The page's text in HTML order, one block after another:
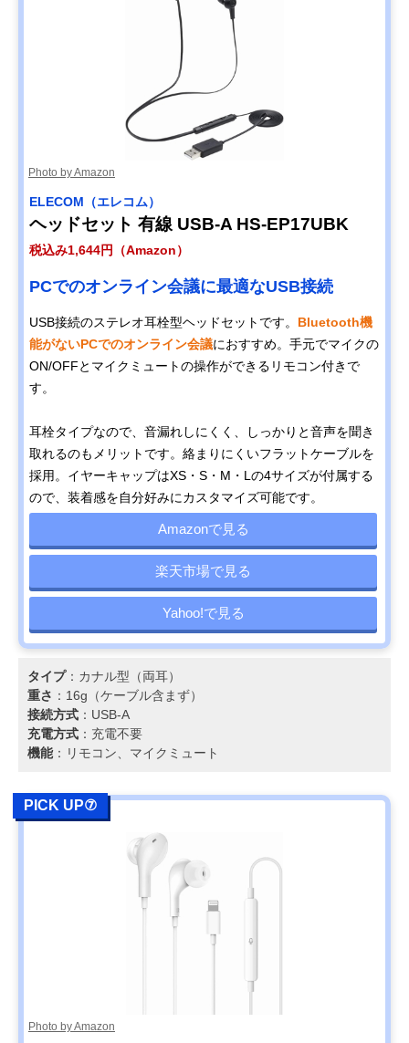
Photo by Amazon
ELECOM（エレコム）
ヘッドセット 有線 USB-A HS-EP17UBK
税込み1,644円（Amazon）
PCでのオンライン会議に最適なUSB接続
USB接続のステレオ耳栓型ヘッドセットです。 Bluetooth機
能がないPCでのオンライン会議におすすめ。手元でマイクの
ON/OFFとマイクミュートの操作ができるリモコン付きで
す。
耳栓タイプなので、音漏れしにくく、しっかりと音声を聞き
取れるのもメリットです。絡まりにくいフラットケーブルを
採用。イヤーキャップはXS・S・M・Lの4サイズが付属する
ので、装着感を自分好みにカスタマイズ可能です。
Amazonで見る
楽天市場で見る
Yahoo!で見る
タイプ：カナル型（両耳）
重さ ：16g（ケーブル含まず）
接続方式 ：USB-A
充電方式 ：充電不要
機能：リモコン、マイクミュート
PICK UP⑦
Photo by Amazon